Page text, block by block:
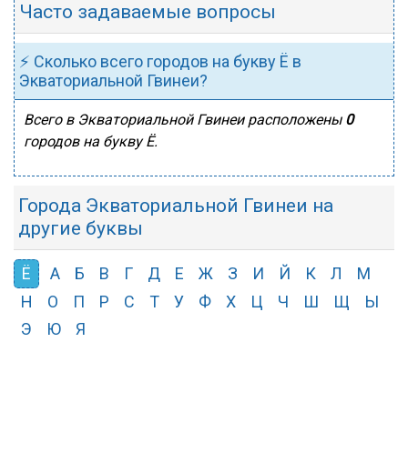
Часто задаваемые вопросы
⚡ Сколько всего городов на букву Ё в
Экваториальной Гвинеи?
Всего в Экваториальной Гвинеи расположены 0
городов на букву Ё.
Города Экваториальной Гвинеи на
другие буквы
Ё А Б В Г Д Е Ж З И Й К Л
М
Н
О П Р С Т У Ф Х Ц Ч Ш Щ
Ы
Э
Ю Я